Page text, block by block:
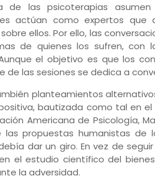
de las psicoterapias
actúan como expertos que
ellos. Por ello, las
de quienes los sufren, con
el objetivo es que los
de las sesiones se dedica a
planteamientos
bautizada como tal en
Americana de Psicología,
las propuestas humanistas
dar un giro. En vez de
el estudio científico del
la adversidad.